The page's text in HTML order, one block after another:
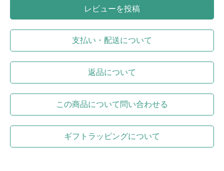
レビューを投稿
支払い・配送について
返品について
この商品について問い合わせる
ギフトラッピングについて